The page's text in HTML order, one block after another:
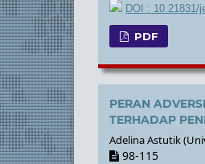
DOI : 10.21831/
PDF
PERAN
TERHADAP
Adelina Astutik
98-115